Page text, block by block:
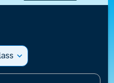
expand_more